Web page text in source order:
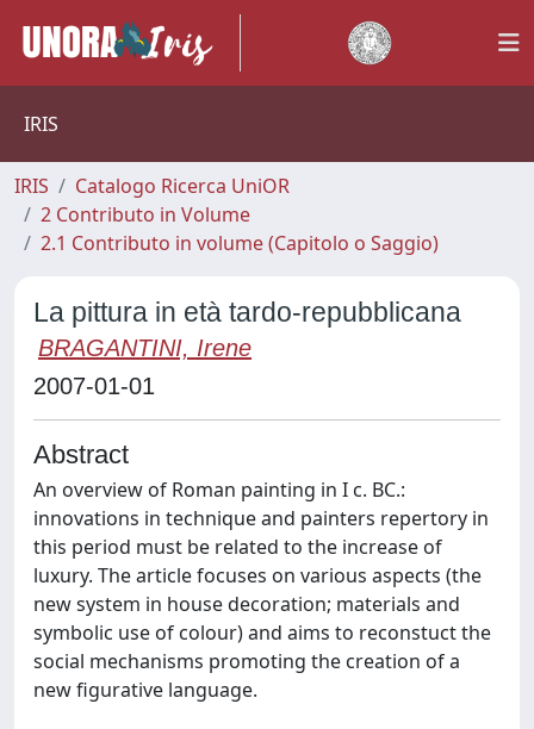
IRIS
IRIS
Catalogo Ricerca UniOR
2 Contributo in Volume
2.1 Contributo in volume (Capitolo o Saggio)
La pittura in età tardo-repubblicana
BRAGANTINI, Irene
2007-01-01
Abstract
An overview of Roman painting in I c. BC.:
innovations in technique and painters repertory in
this period must be related to the increase of
luxury. The article focuses on various aspects (the
new system in house decoration; materials and
symbolic use of colour) and aims to reconstuct the
social mechanisms promoting the creation of a
new figurative language.